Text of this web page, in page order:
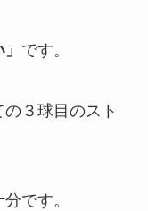
です。
３球目のスト
です。